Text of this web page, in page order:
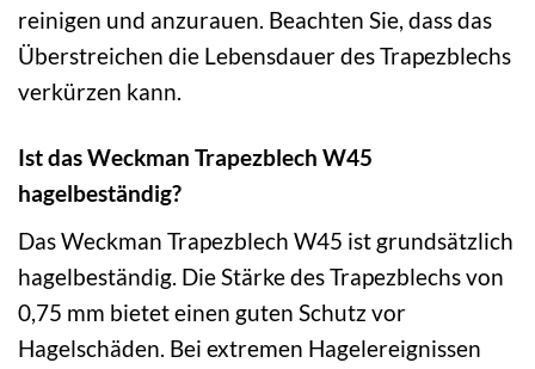
reinigen und anzurauen. Beachten Sie, dass das
Überstreichen die Lebensdauer des Trapezblechs
verkürzen kann.
Ist das Weckman Trapezblech W45
hagelbeständig?
Das Weckman Trapezblech W45 ist grundsätzlich
hagelbeständig. Die Stärke des Trapezblechs von
0,75 mm bietet einen guten Schutz vor
Hagelschäden. Bei extremen Hagelereignissen